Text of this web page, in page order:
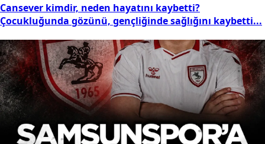
Cansever kimdir, neden hayatını kaybetti?
Çocukluğunda gözünü, gençliğinde sağlığını kaybetti...